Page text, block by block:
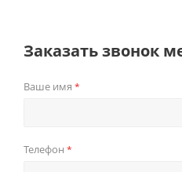
Заказать звонок
Ваше имя *
Телефон *